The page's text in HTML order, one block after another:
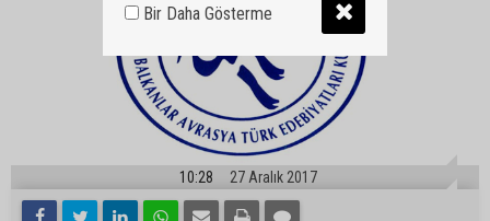
10:28 27 Aralık 2017
Bir Daha Gösterme